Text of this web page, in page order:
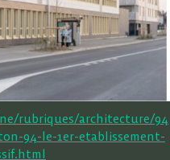
rubriques/architecture/94
94-le-1er-etablissement-